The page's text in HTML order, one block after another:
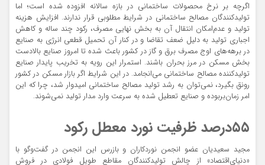
اگرچه بر نرخ محصولات ساختمانی در بازه سالانه افزوده شده است؛ اما
تولیدکنندگان مصالح ساختمانی در شرایط مطلوبی قرار ندارند. افزایش هزینه
تولید و عدم‌امکان انتقال آن به بخش نهایی مصرف، رکود چند ساله و کاهش
اجباری تولید به دلیل ضعف تقاضا و در کنار آن تحمیل قطعی انرژی به صنایع
در برهه‌‌های اوج مصرف برق و گاز در کشور باعث شده تا امروز صنایع بالادست
بخش مسکن در مرز بحران باشند. استمرار این رویه به تخریب پایدار صنایع
تولیدکننده مصالح ساختمانی می‌‌انجامد. در این شرایط اگر بازار مسکن در کشور
رونق بگیرد، نمی‌توان به رشد تولید مصالح ساختمانی امیدوار شد، چرا که این
امر زمان‌بربوده و صنایع تعطیل شده به سرعت وارد مدار تولید نمی‌‌شوند.
۵۵درصد ظرفیت نورد معطل رکود
مجید سعیدیان عضو انجمن نوردکاران و بازرس این انجمن در گفت‌‌وگو با
«دنیای‌اقتصاد» از چالش تولیدکنندگان مقاطع طویل فولادی در فروش